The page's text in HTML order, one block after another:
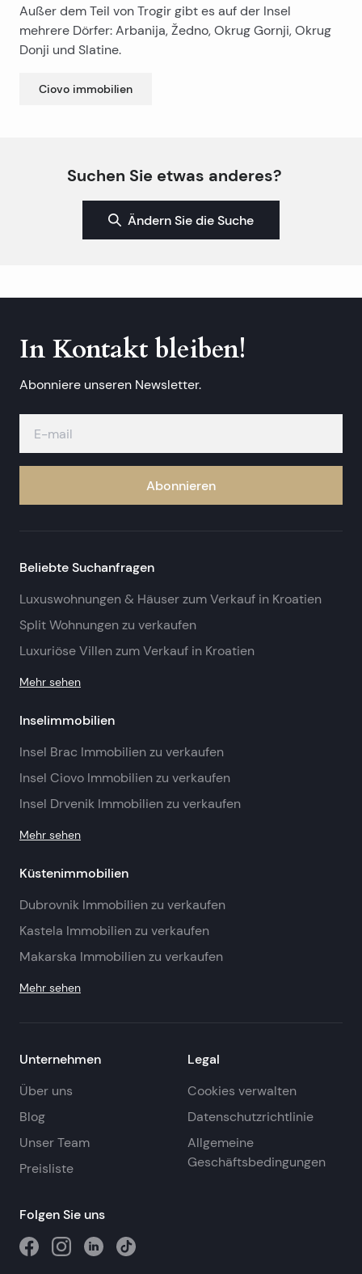
Außer dem Teil von Trogir gibt es auf der Insel
mehrere Dörfer: Arbanija, Žedno, Okrug Gornji, Okrug
Donji und Slatine.
Ciovo immobilien
Suchen Sie etwas anderes?
Ändern Sie die Suche
In Kontakt bleiben!
Abonniere unseren Newsletter.
Abonnieren
Beliebte Suchanfragen
Luxuswohnungen & Häuser zum Verkauf in Kroatien
Split Wohnungen zu verkaufen
Luxuriöse Villen zum Verkauf in Kroatien
Mehr sehen
Inselimmobilien
Insel Brac Immobilien zu verkaufen
Insel Ciovo Immobilien zu verkaufen
Insel Drvenik Immobilien zu verkaufen
Mehr sehen
Küstenimmobilien
Dubrovnik Immobilien zu verkaufen
Kastela Immobilien zu verkaufen
Makarska Immobilien zu verkaufen
Mehr sehen
Unternehmen
Über uns
Blog
Unser Team
Preisliste
Legal
Cookies verwalten
Datenschutzrichtlinie
Allgemeine
Geschäftsbedingungen
Folgen Sie uns